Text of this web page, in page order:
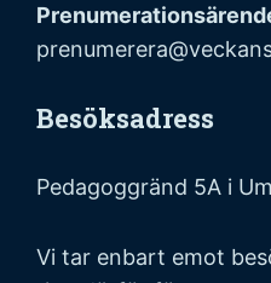
Besöksadress
Pedagoggränd 5A i
Vi tar enbart emot